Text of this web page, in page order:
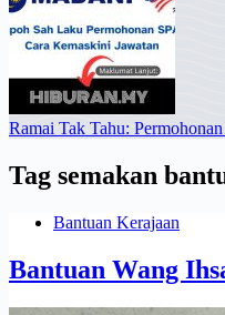
Ramai Tak Tahu:
Tag semakan
Bantuan Kerajaan
Bantuan Wang